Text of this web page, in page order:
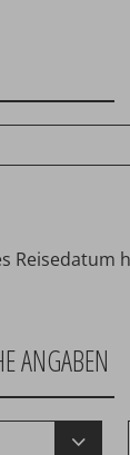
Reisedatum
ANGABEN